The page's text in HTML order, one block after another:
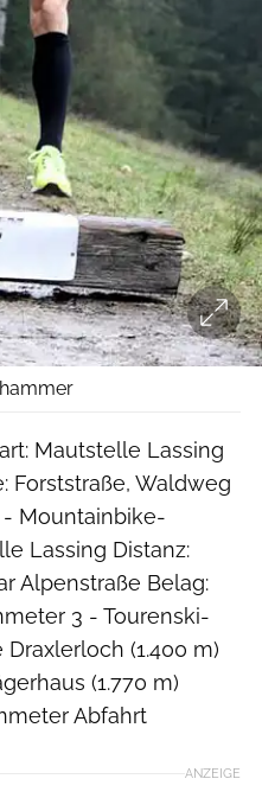
Mautstelle Lassing
Forststraße, Waldweg
- Mountainbike-
Lassing Distanz:
Alpenstraße Belag:
3 - Tourenski-
(1.400 m)
(1.770 m)
Abfahrt
ANZEIGE